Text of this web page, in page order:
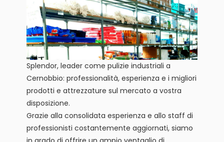
Splendor, leader come pulizie industriali a
Cernobbio: professionalità, esperienza e i migliori
prodotti e attrezzature sul mercato a vostra
disposizione.
Grazie alla consolidata esperienza e allo staff di
professionisti costantemente aggiornati, siamo